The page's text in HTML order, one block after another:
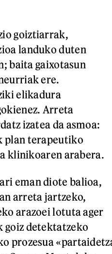
goiztiarrak,
landuko duten
baita gaixotasun
ere.
elikadura
Arreta
izatea da asmoa:
plan terapeutiko
klinikoaren arabera.
eman diote balioa,
arreta jartzeko,
arazoei lotuta ager
goiz detektatzeko
prozesua